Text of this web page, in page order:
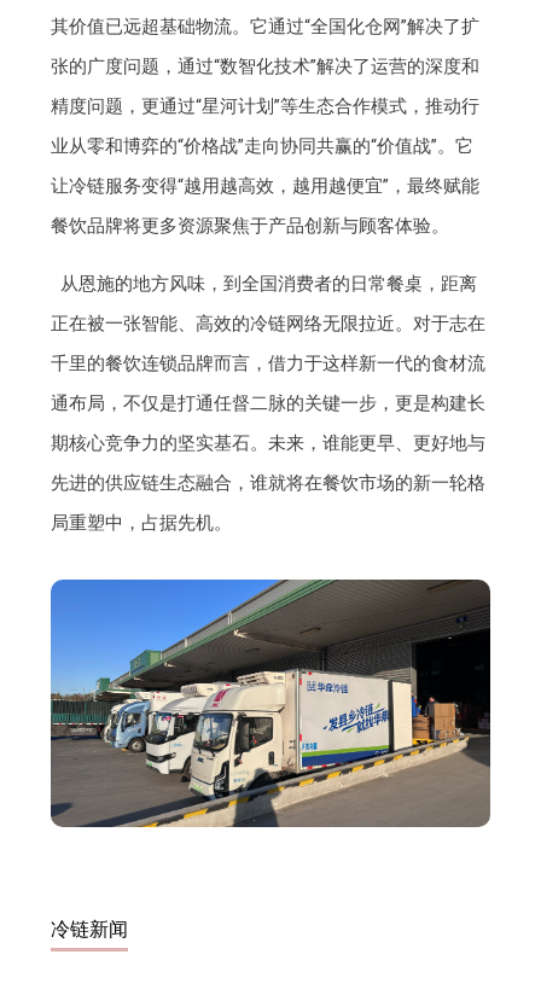
其价值已远超基础物流。它通过“全国化仓网”解决了扩
张的广度问题，通过“数智化技术”解决了运营的深度和
精度问题，更通过“星河计划”等生态合作模式，推动行
业从零和博弈的“价格战”走向协同共赢的“价值战”。它
让冷链服务变得“越用越高效，越用越便宜”，最终赋能
餐饮品牌将更多资源聚焦于产品创新与顾客体验。
从恩施的地方风味，到全国消费者的日常餐桌，距离
正在被一张智能、高效的冷链网络无限拉近。对于志在
千里的餐饮连锁品牌而言，借力于这样新一代的食材流
通布局，不仅是打通任督二脉的关键一步，更是构建长
期核心竞争力的坚实基石。未来，谁能更早、更好地与
先进的供应链生态融合，谁就将在餐饮市场的新一轮格
局重塑中，占据先机。
冷链新闻